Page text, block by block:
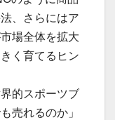
、さらにはア
場全体を拡大
く育てるヒン
的スポーツブ
売れるのか」